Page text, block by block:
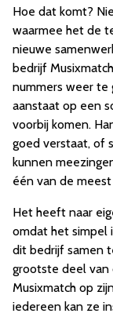
Hoe dat komt?
waarmee het de
nieuwe
bedrijf
nummers weer te
aanstaat op een
voorbij komen.
goed verstaat, of
kunnen
één van de
Het heeft naar
omdat het simpel
dit bedrijf samen
grootste deel van
Musixmatch op
iedereen kan ze